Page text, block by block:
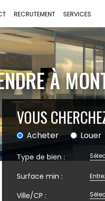
RECRUTEMENT SERVICES
À
VOUS
Acheter Louer
Type de bien :
Surface min :
Ville/CP :